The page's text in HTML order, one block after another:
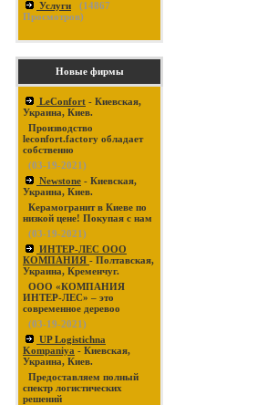
Услуги (14867
Просмотров)
Новые фирмы
LeConfort - Киевская,
Украина, Киев.
Производство
leconfort.factory обладает
собственно
(03-19-2021)
Newstone - Киевская,
Украина, Киев.
Керамогранит в Киеве по
низкой цене! Покупая с нам
(03-19-2021)
ИНТЕР-ЛЕС ООО
КОМПАНИЯ - Полтавская,
Украина, Кременчуг.
ООО «КОМПАНИЯ
ИНТЕР-ЛЕС» – это
современное деревоо
(03-19-2021)
UP Logistichna
Kompaniya - Киевская,
Украина, Киев.
Предоставляем полный
спектр логистических
решений